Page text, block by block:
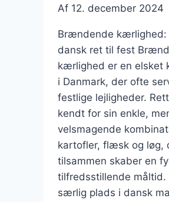
Af 12. december 2024
Brændende kærlighed:
dansk ret til fest
kærlighed er en elsket
i Danmark, der ofte
festlige lejligheder.
kendt for sin enkle,
velsmagende
kartofler, flæsk og løg,
tilsammen skaber en
tilfredsstillende måltid.
særlig plads i dansk